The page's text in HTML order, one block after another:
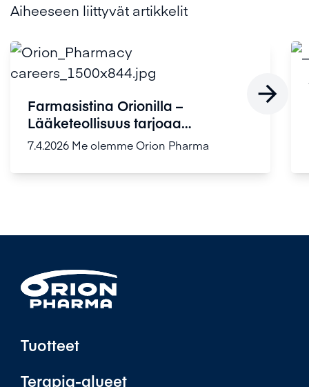
Aiheeseen liittyvät artikkelit
Farmasistina Orionilla –
Lääketeollisuus tarjoaa
farmasisteille ...
7.4.2026 Me olemme Orion Pharma

Tuotteet
Terapia-alueet